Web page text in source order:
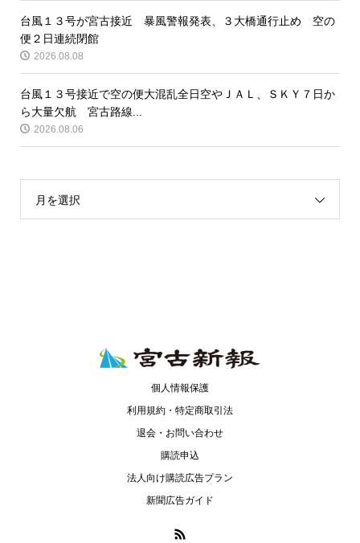
台風１３号が宮古接近 暴風警報発表、３大橋通行止め 空の
便２日連続閉館
2026.08.08
台風１３号接近で空の便大混乱全日空やＪＡＬ、ＳＫＹ７日か
ら大量欠航 宮古路線...
2026.08.06
月を選択
個人情報保護
利用規約・特定商取引法
退会・お問い合わせ
購読申込
法人向け購読広告プラン
新聞広告ガイド